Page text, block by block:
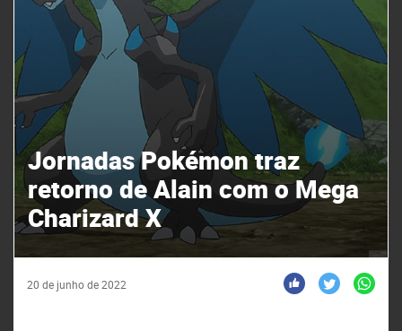
Jornadas Pokémon traz
retorno de Alain com o Mega
Charizard X
20 de junho de 2022